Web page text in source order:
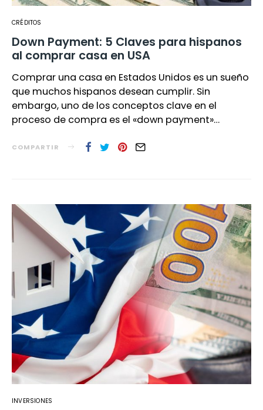
CRÉDITOS
Down Payment: 5 Claves para hispanos
al comprar casa en USA
Comprar una casa en Estados Unidos es un sueño
que muchos hispanos desean cumplir. Sin
embargo, uno de los conceptos clave en el
proceso de compra es el «down payment»…
COMPARTIR
INVERSIONES